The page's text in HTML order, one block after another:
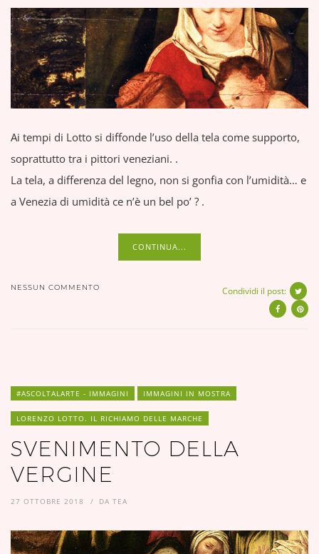
Ai tempi di Lotto si diffonde l’uso della tela come supporto,
soprattutto tra i pittori veneziani. .
La tela, a differenza del legno, non si gonfia con l’umidità… e
a Venezia di umidità ce n’è un bel po’ ? .
CONTINUA...
NESSUN COMMENTO Condividi il post:
#ASCOLTALARTE - IMMAGINI IMMAGINI IN MOSTRA
LORENZO LOTTO. IL RICHIAMO DELLE MARCHE
SVENIMENTO DELLA
VERGINE
27 OTTOBRE 2018 DA TEA